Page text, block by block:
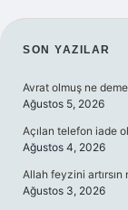
SON YAZILAR
Avrat olmuş ne
Ağustos 5, 2026
Açılan telefon iade
Ağustos 4, 2026
Allah feyzini artırsın
Ağustos 3, 2026